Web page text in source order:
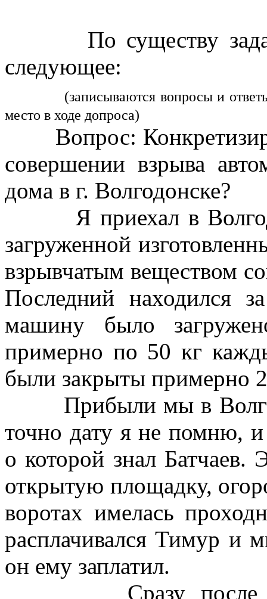
По существу
следующее:
(записываются вопросы и
место в ходе допроса)
Вопрос:
совершении взрыва
дома в г. Волгодонске?
Я приехал в
загруженной
взрывчатым веществом
Последний находился
машину было
примерно по 50 кг
были закрыты примерно
Прибыли мы в
точно дату я не помню,
о которой знал Батчаев.
открытую площадку,
воротах имелась
расплачивался Тимур и
он ему заплатил.
Сразу после